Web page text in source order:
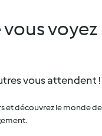
voyez
vous attendent !
et découvrez le monde de